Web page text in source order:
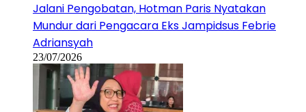
Jalani Pengobatan, Hotman Paris Nyatakan
Mundur dari Pengacara Eks Jampidsus Febrie
Adriansyah
23/07/2026